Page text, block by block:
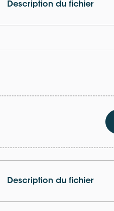
Description du fichier
Description du fichier